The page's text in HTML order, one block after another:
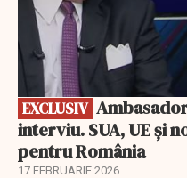
EXCLUSIV
interviu. SUA, UE și
pentru România
17 FEBRUARIE 2026